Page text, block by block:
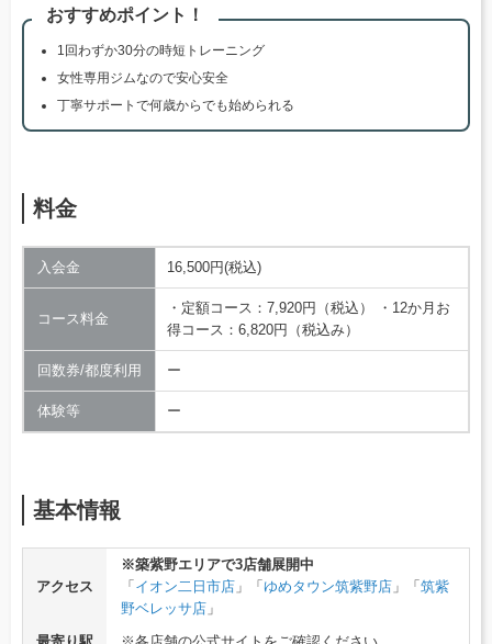
おすすめポイント！
1回わずか30分の時短トレーニング
女性専用ジムなので安心安全
丁寧サポートで何歳からでも始められる
料金
入会金 16,500円(税込)
コース料金
・定額コース：7,920円（税込） ・12か月お
得コース：6,820円（税込み）
回数券/都度利用 ー
体験等 ー
基本情報
アクセス
※築紫野エリアで3店舗展開中
「 イオン二日市店」「 ゆめタウン筑紫野店」「 筑紫
野ベレッサ店」